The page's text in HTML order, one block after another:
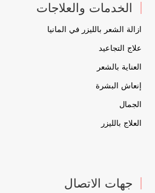
الخدمات والعلاجات
ازالة الشعر بالليزر في المانيا
علاج التجاعيد
العناية بالشعر
إنعاش البشرة
الجمال
العلاج بالليزر
جهات الاتصال